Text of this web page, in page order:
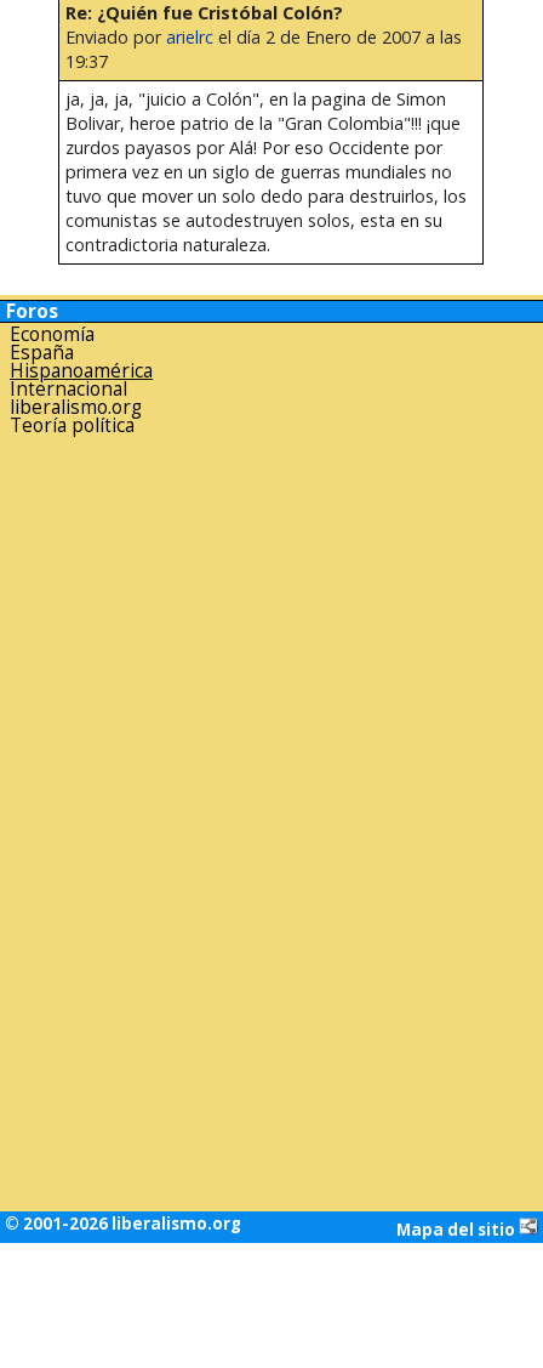
Re: ¿Quién fue Cristóbal Colón?
Enviado porarielrcel día 2 de Enero de 2007 a las
19:37
ja, ja, ja, "juicio a Colón", en la pagina de Simon
Bolivar, heroe patrio de la "Gran Colombia"!!! ¡que
zurdos payasos por Alá! Por eso Occidente por
primera vez en un siglo de guerras mundiales no
tuvo que mover un solo dedo para destruirlos, los
comunistas se autodestruyen solos, esta en su
contradictoria naturaleza.
Foros
Economía
España
Hispanoamérica
Internacional
liberalismo.org
Teoría política
© 2001-2026 liberalismo.org Mapa del sitio